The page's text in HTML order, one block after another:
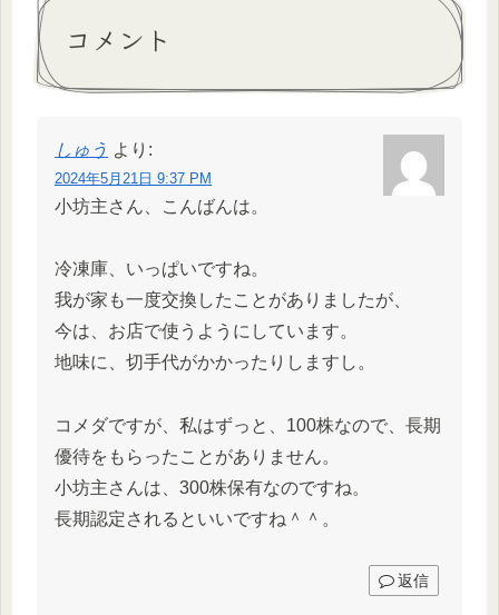
コメント
しゅう より:
2024年5月21日 9:37 PM
小坊主さん、こんばんは。
冷凍庫、いっぱいですね。
我が家も一度交換したことがありましたが、
今は、お店で使うようにしています。
地味に、切手代がかかったりしますし。
コメダですが、私はずっと、100株なので、長期
優待をもらったことがありません。
小坊主さんは、300株保有なのですね。
長期認定されるといいですね＾＾。
返信